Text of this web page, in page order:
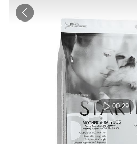
00:29